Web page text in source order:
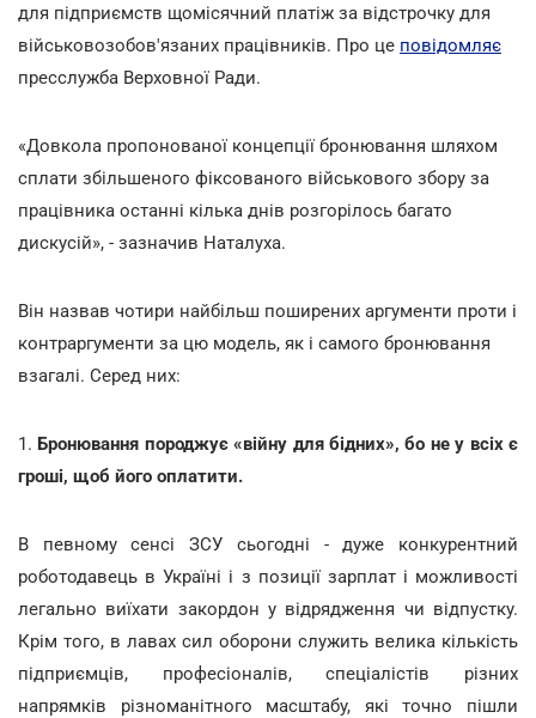
для підприємств щомісячний платіж за відстрочку для
військовозобов'язаних працівників. Про це повідомляє
пресслужба Верховної Ради.
«Довкола пропонованої концепції бронювання шляхом
сплати збільшеного фіксованого військового збору за
працівника останні кілька днів розгорілось багато
дискусій», - зазначив Наталуха.
Він назвав чотири найбільш поширених аргументи проти і
контраргументи за цю модель, як і самого бронювання
взагалі. Серед них:
1.Бронювання породжує «війну для бідних», бо не у всіх є
гроші, щоб його оплатити.
В певному сенсі ЗСУ сьогодні - дуже конкурентний
роботодавець в Україні і з позиції зарплат і можливості
легально виїхати закордон у відрядження чи відпустку.
Крім того, в лавах сил оборони служить велика кількість
підприємців, професіоналів, спеціалістів різних
напрямків різноманітного масштабу, які точно пішли